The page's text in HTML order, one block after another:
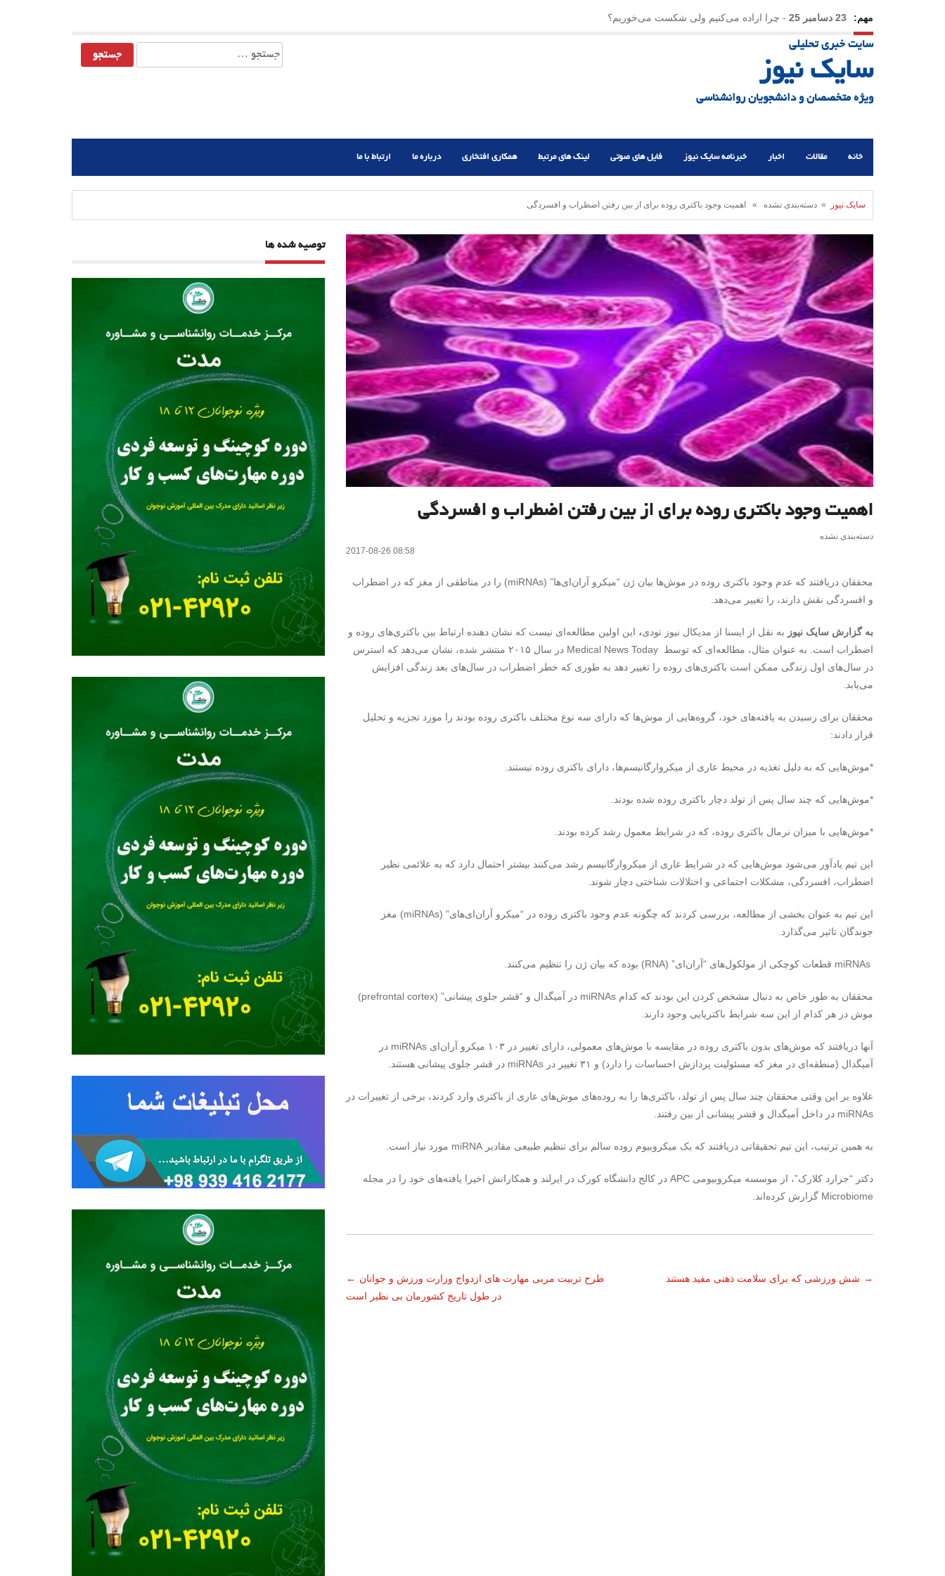
مهم: 23 دسامبر 25 - چرا اراده می‌کنیم ولی شکست می‌خوریم؟
21 دسامبر 25
سایت خبری تحلیلی
سایک نیوز
ویژه متخصصان و دانشجویان روانشناسی
جستجو
برای:
خانه مقالات اخبار خبرنامه سایک نیوز فایل های صوتی لینک های مرتبط همکاری افتخاری درباره ما ارتباط با ما
سایک نیوز » دسته‌بندی نشده » اهمیت وجود باکتری روده برای از بین رفتن اضطراب و افسردگی
اهمیت وجود باکتری روده برای از بین رفتن اضطراب و افسردگی
دسته‌بندی نشده
2017-08-26 08:58
محققان دریافتند که عدم وجود باکتری روده در موش‌ها بیان ژن “میکرو آران‌ای‌ها” (miRNAs) را در مناطقی از مغز که در اضطراب
و افسردگی نقش دارند، را تغییر می‌دهد.
به گزارش سایک نیوز به نقل از ایسنا از مدیکال نیوز تودی، این اولین مطالعه‌ای نیست که نشان دهنده ارتباط بین باکتری‌های روده و
اضطراب است. به عنوان مثال، مطالعه‌ای که توسط Medical News Today
در سال ۲۰۱۵ منتشر شده، نشان می‌دهد که استرس
در سال‌های اول زندگی ممکن است باکتری‌های روده را تغییر دهد به طوری که خطر اضطراب در سال‌های بعد زندگی افزایش
می‌یابد.
محققان برای رسیدن به یافته‌های خود، گروه‌هایی از موش‌ها که دارای سه نوع مختلف باکتری روده بودند را مورد تجزیه و تحلیل
قرار دادند:
*موش‌هایی که به دلیل تغذیه در محیط عاری از میکروارگانیسم‌ها، دارای باکتری روده نیستند.
*موش‌هایی که چند سال پس از تولد دچار باکتری روده شده بودند.
*موش‌هایی با میزان نرمال باکتری روده، که در شرایط معمول رشد کرده بودند.
این تیم یادآور می‌شود موش‌هایی که در شرایط عاری از میکروارگانیسم رشد می‌کنند بیشتر احتمال دارد که به علائمی نظیر
اضطراب، افسردگی، مشکلات اجتماعی و اختلالات شناختی دچار شوند.
این تیم به عنوان بخشی از مطالعه، بررسی کردند که چگونه عدم وجود باکتری روده در “میکرو آران‌ای‌های” (miRNAs) مغز
جوندگان تاثیر می‌گذارد.
miRNAs قطعات کوچکی از مولکول‌های “آران‌ای” (RNA) بوده که بیان ژن را تنظیم می‌کنند.
محققان به طور خاص به دنبال مشخص کردن این بودند که کدام miRNAs در آمیگدال و “قشر جلوی پیشانی” (prefrontal cortex
)
موش در هر کدام از این سه شرایط باکتریایی وجود دارند.
آنها دریافتند که موش‌های بدون باکتری روده در مقایسه با موش‌های معمولی، دارای تغییر در ۱۰۳ میکرو آران‌ای miRNAs در
آمیگدال (منطقه‌ای در مغز که مسئولیت پردازش احساسات را دارد) و ۳۱ تغییر در
miRNAs در قشر جلوی پیشانی هستند.
علاوه بر این وقتی محققان چند سال پس از تولد، باکتری‌ها را به روده‌های موش‌های عاری از باکتری وارد کردند، برخی از تغییرات در
miRNAs در داخل آمیگدال و قشر پیشانی از بین رفتند.
به همین ترتیب، این تیم تحقیقاتی دریافتند که یک میکروبیوم روده سالم برای تنظیم طبیعی مقادیر miRNA مورد نیاز است.
دکتر “جرارد کلارک”، از موسسه میکروبیومی APC در کالج دانشگاه کورک در ایرلند و همکارانش اخیرا یافته‌های خود را در مجله
Microbiome گزارش کرده‌اند.
ناوبری
← طرح تربیت مربی مهارت های ازدواج وزارت ورزش و جوانان
در طول تاریخ کشورمان بی نظیر است
شش ورزشی که برای سلامت ذهنی مفید هستند →
توصیه شده ها